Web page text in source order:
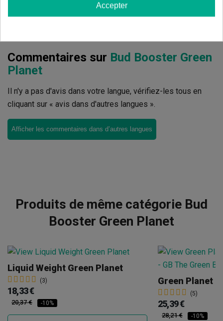
Commentaires sur Bud Booster Green
Planet
Il n'y a pas d'avis dans votre langue, vérifiez-les tous en
cliquant sur « avis dans d'autres langues ».
Afficher les commentaires dans d’autres langues
Produits de même catégorie Bud
Booster Green Planet
Liquid Weight Green Planet
(3)
18,33 €
20,37 € -10%
Green Planet
(5)
25,39 €
28,21 € -10%
Accepter